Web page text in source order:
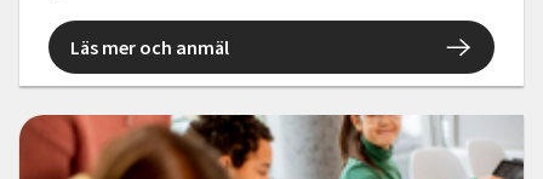
Läs mer och anmäl